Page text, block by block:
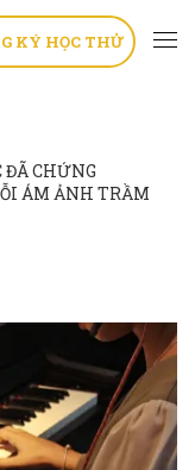
KÝ HỌC THỬ
ĐÃ CHỨNG
ÁM ẢNH TRẦM